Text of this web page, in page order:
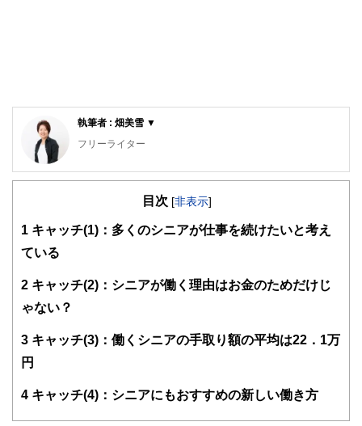
執筆者 : 畑美雪 ▼
フリーライター
雑誌を中心に取材やインタビュー記事を執筆中。
公募ガイド」／WEBマガジン「カーサミアクラブ」
目次 [非表示]
1 キャッチ(1)：多くのシニアが仕事を続けたいと考え
ている
2 キャッチ(2)：シニアが働く理由はお金のためだけじ
ゃない？
3 キャッチ(3)：働くシニアの手取り額の平均は22．1万
円
4 キャッチ(4)：シニアにもおすすめの新しい働き方